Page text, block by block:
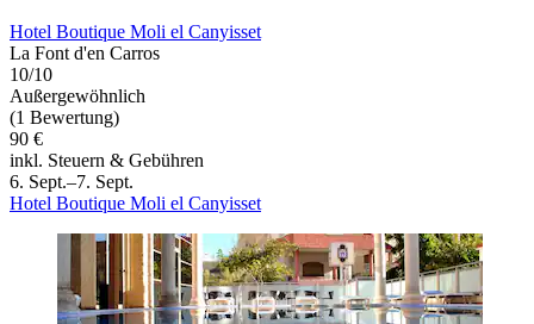
Hotel Boutique Moli el Canyisset
La Font d'en Carros
10/10
Außergewöhnlich
(1 Bewertung)
90 €
inkl. Steuern & Gebühren
6. Sept.–7. Sept.
Hotel Boutique Moli el Canyisset